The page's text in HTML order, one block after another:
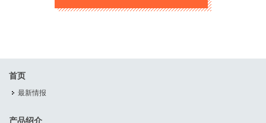
首页
最新情报
产品绍介